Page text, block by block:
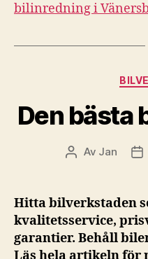
bilinredning i
Den bästa
Av Jan
Hitta bilverkstaden
kvalitetsservice,
garantier. Behåll
Läs hela artikeln för